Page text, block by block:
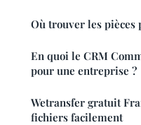
Où trouver les pièces
En quoi le CRM
pour une entreprise ?
Wetransfer gratuit
fichiers facilement